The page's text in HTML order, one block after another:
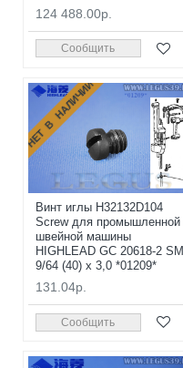
124 488.00р.
Сообщить
НЕТ В НАЛИЧИИ
Винт иглы H32132D104
Screw для промышленной
швейной машины
HIGHLEAD GC 20618-2 SM
9/64 (40) x 3,0 *01209*
131.04р.
Сообщить